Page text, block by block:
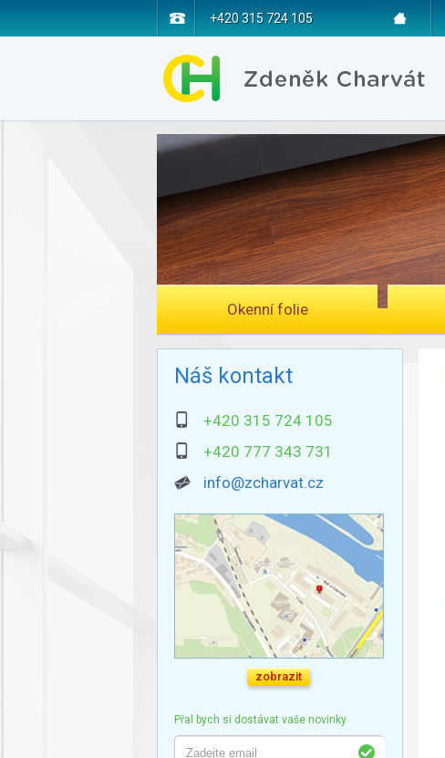
+420 315 724 105
Okenní folie
Náš kontakt
+420 315 724 105
+420 777 343 731
info@zcharvat.cz
zobrazit
Přal bych si dostávat vaše novinky